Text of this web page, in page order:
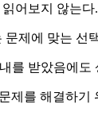
어보지 않는다.
문제에 맞는 선
를 받았음에도
제를 해결하